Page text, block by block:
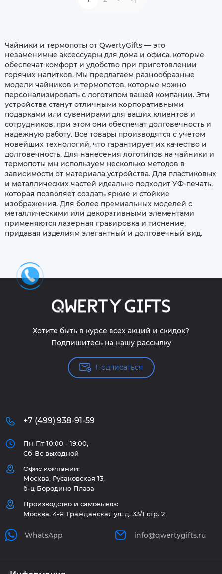
Чайники и термопоты от QwertyGifts — это
незаменимые аксессуары для дома и офиса, которые
обеспечат комфорт и удобство при приготовлении
горячих напитков. Мы предлагаем разнообразные
модели чайников и термопотов, которые можно
персонализировать с логотипом вашей компании. Эти
устройства станут отличными корпоративными
подарками или сувенирами для ваших клиентов и
сотрудников, при этом они обеспечат долговечность и
надежную работу. Все товары производятся с учетом
новейших технологий, что гарантирует их качество и
долговечность. Для нанесения логотипов на чайники и
термопоты мы используем несколько методов в
зависимости от материала устройства. Для пластиковых
и металлических частей идеально подходит УФ-печать,
которая позволяет создать яркие и стойкие
изображения. Для более премиальных моделей с
металлическими или декоративными элементами
применяются лазерная гравировка и тиснение,
придавая изделиям элегантный и долговечный вид.
Хотите быть в курсе всех акций и скидок?
Подпишитесь на нашу рассылку
Подписаться
+7 (499) 938-91-59
Пн-Пт 10:00 - 19:00,
Сб-Вс выходной
Офис компании:
Москва, Русаковская 13,
б-ц Бородино Плаза
Производство и самовывоз:
Москва, 4-Я Гражданская ул, д. 33/1 стр. 2
WhatsApp info@qwertygifts.ru